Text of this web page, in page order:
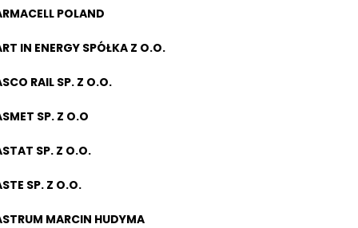
POLAND
IN ENERGY SPÓŁKA Z O.O.
RAIL SP. Z O.O.
SP. Z O.O
SP. Z O.O.
SP. Z O.O.
MARCIN HUDYMA